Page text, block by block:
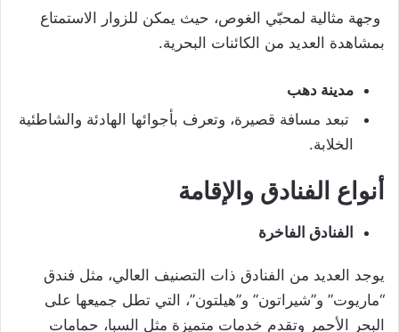
وجهة مثالية لمحبّي الغوص، حيث يمكن للزوار الاستمتاع
بمشاهدة العديد من الكائنات البحرية.
مدينة دهب
تبعد مسافة قصيرة، وتعرف بأجوائها الهادئة والشاطئية
الخلابة.
أنواع الفنادق والإقامة
الفنادق الفاخرة
يوجد العديد من الفنادق ذات التصنيف العالي، مثل فندق
“ماريوت” و”شيراتون” و”هيلتون”، التي تطل جميعها على
البحر الأحمر وتقدم خدمات متميزة مثل السبا، حمامات